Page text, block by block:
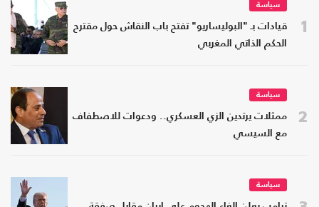
1
سياسة
قيادات بـ "البوليساريو" تفتح باب النقاش حول مقترح
الحكم الذاتي المغربي
2
سياسة
ممثلات يرتدين الزي العسكري.. ودعوات للاصطفاف
مع السيسي
سياسة